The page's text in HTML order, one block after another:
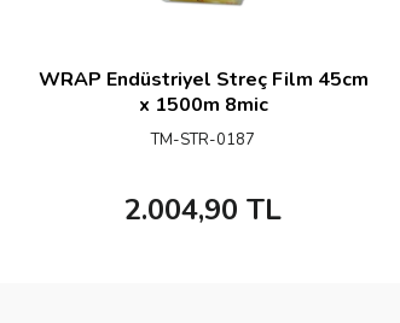
WRAP Endüstriyel Streç Film 45cm
x 1500m 8mic
TM-STR-0187
2.004,90 TL